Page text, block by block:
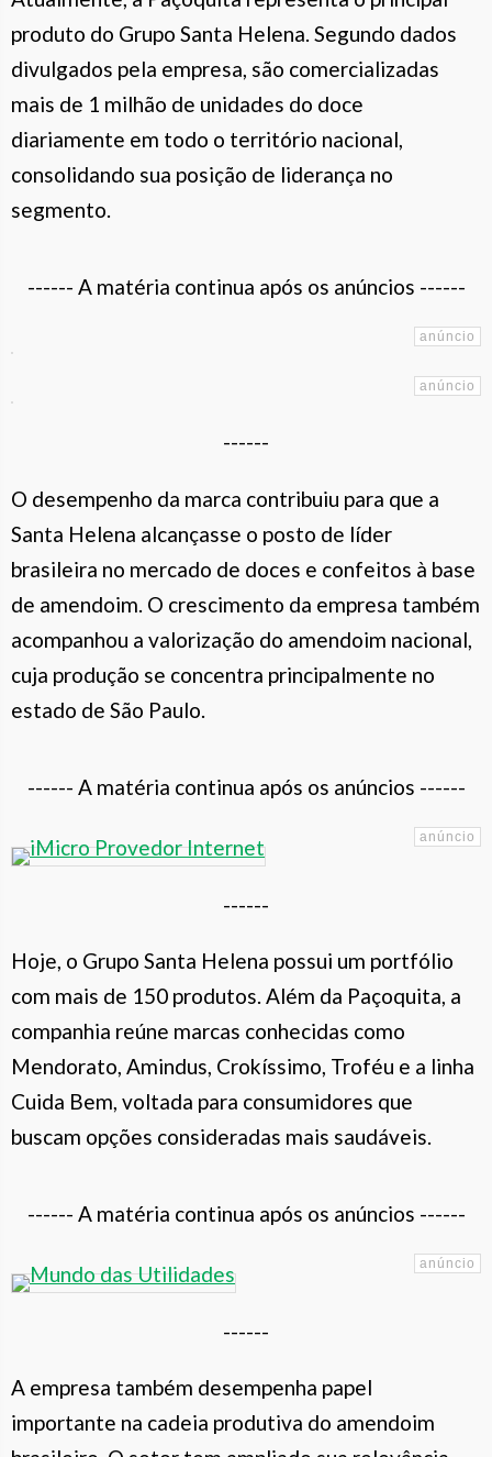
produto do Grupo Santa Helena. Segundo dados
divulgados pela empresa, são comercializadas
mais de 1 milhão de unidades do doce
diariamente em todo o território nacional,
consolidando sua posição de liderança no
segmento.
------ A matéria continua após os anúncios ------
------
O desempenho da marca contribuiu para que a
Santa Helena alcançasse o posto de líder
brasileira no mercado de doces e confeitos à base
de amendoim. O crescimento da empresa também
acompanhou a valorização do amendoim nacional,
cuja produção se concentra principalmente no
estado de São Paulo.
------ A matéria continua após os anúncios ------
------
Hoje, o Grupo Santa Helena possui um portfólio
com mais de 150 produtos. Além da Paçoquita, a
companhia reúne marcas conhecidas como
Mendorato, Amindus, Crokíssimo, Troféu e a linha
Cuida Bem, voltada para consumidores que
buscam opções consideradas mais saudáveis.
------ A matéria continua após os anúncios ------
------
A empresa também desempenha papel
importante na cadeia produtiva do amendoim